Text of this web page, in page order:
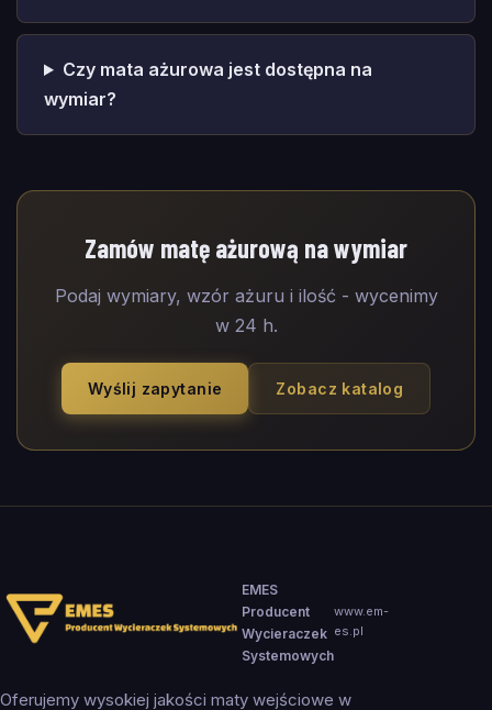
Czy mata ażurowa jest dostępna na
wymiar?
Zamów matę ażurową na wymiar
Podaj wymiary, wzór ażuru i ilość - wycenimy
w 24 h.
Wyślij zapytanie Zobacz katalog
EMES
Producent
Wycieraczek
Systemowych
www.em-
es.pl
Oferujemy wysokiej jakości maty wejściowe w